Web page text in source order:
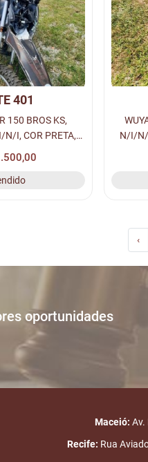
401
150 BROS KS,
I, COR PRETA,
PLACA N/I -
I, CHASSI N/I, Nº
PÁTIO MACEI...
N/I/N/
‹
oportunidades
Maceió: Av.
Recife: Rua